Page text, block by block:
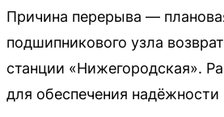
Причина перерыва —
подшипникового узла
станции «Нижегородская».
для обеспечения надёжности